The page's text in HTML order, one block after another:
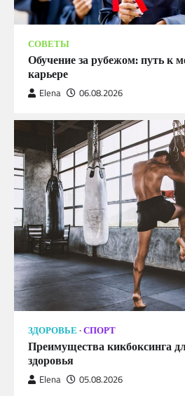
СОВЕТЫ
Обучение за рубежом: путь к
карьере
Elena 06.08.2026
ЗДОРОВЬЕ СПОРТ
Преимущества кикбоксинга
здоровья
Elena 05.08.2026